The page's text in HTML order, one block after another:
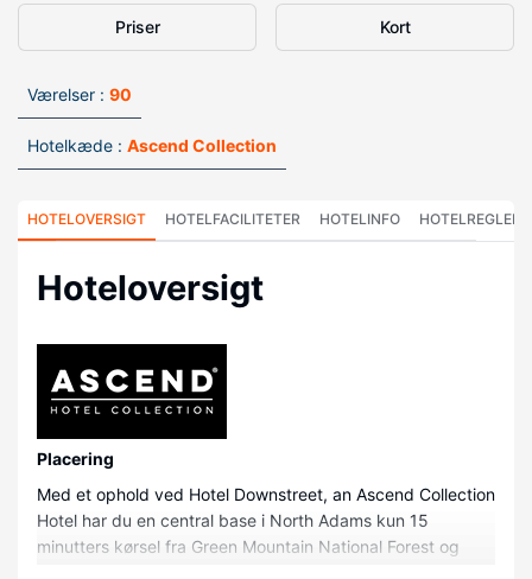
Priser Kort
Værelser : 90
Hotelkæde : Ascend Collection
HOTELOVERSIGT HOTELFACILITETER HOTELINFO HOTELREGLER
Hoteloversigt
Placering
Med et ophold ved Hotel Downstreet, an Ascend Collection
Hotel har du en central base i North Adams kun 15
minutters kørsel fra Green Mountain National Forest og